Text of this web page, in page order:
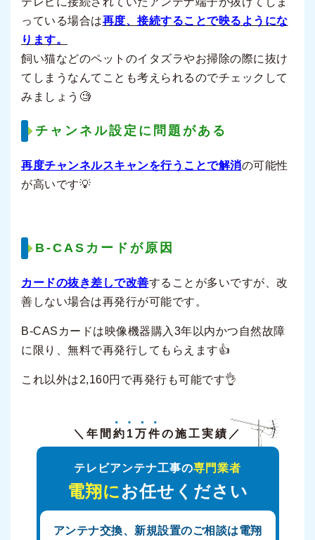
っている場合は再度、接続することで映るようにな
ります。
飼い猫などのペットのイタズラやお掃除の際に抜け
てしまうなんてことも考えられるのでチェックして
みましょう🧐
チャンネル設定に問題がある
再度チャンネルスキャンを行うことで解消の可能性
が高いです💡
B-CASカードが原因
カードの抜き差しで改善することが多いですが、改
善しない場合は再発行が可能です。
B-CASカードは映像機器購入3年以内かつ自然故障
に限り、無料で再発行してもらえます👍
これ以外は2,160円で再発行も可能です👌
＼年間 約1万件の施工実績／
テレビアンテナ工事の専門業者
電翔にお任せください
アンテナ交換、新規設置のご相談は電翔